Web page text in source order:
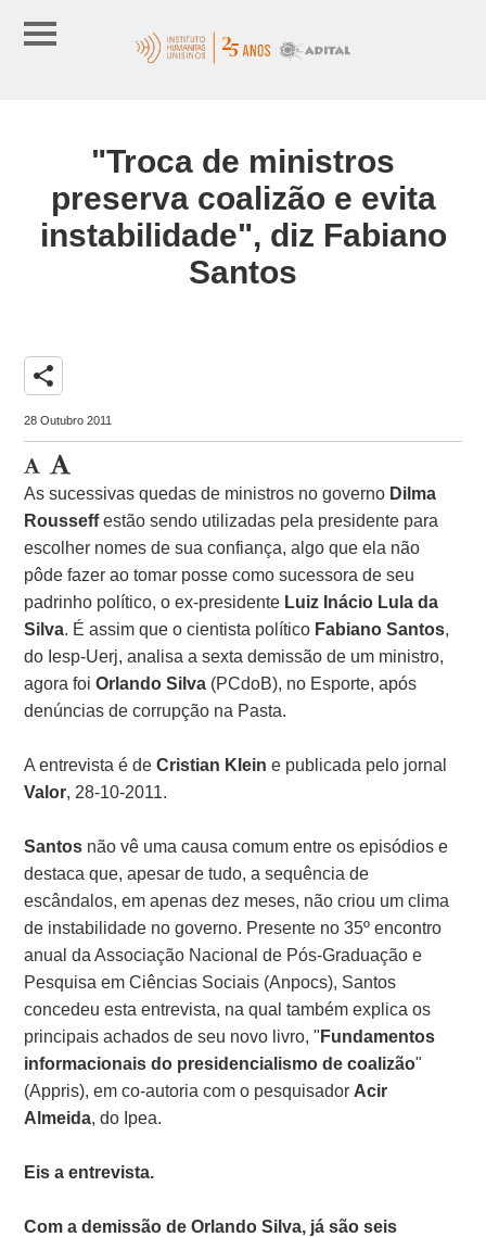
"Troca de ministros
preserva coalizão e evita
instabilidade", diz Fabiano
Santos
share
28 Outubro 2011
As sucessivas quedas de ministros no governo Dilma
Rousseffestão sendo utilizadas pela presidente para
escolher nomes de sua confiança, algo que ela não
pôde fazer ao tomar posse como sucessora de seu
padrinho político, o ex-presidente Luiz Inácio Lula da
Silva. É assim que o cientista político Fabiano Santos,
do Iesp-Uerj, analisa a sexta demissão de um ministro,
agora foiOrlando Silva (PCdoB), no Esporte, após
denúncias de corrupção na Pasta.
A entrevista é deCristian Klein e publicada pelo jornal
Valor, 28-10-2011.
Santos não vê uma causa comum entre os episódios e
destaca que, apesar de tudo, a sequência de
escândalos, em apenas dez meses, não criou um clima
de instabilidade no governo. Presente no 35º encontro
anual da Associação Nacional de Pós-Graduação e
Pesquisa em Ciências Sociais (Anpocs), Santos
concedeu esta entrevista, na qual também explica os
principais achados de seu novo livro, " Fundamentos
informacionais do presidencialismo de coalizão"
(Appris), em co-autoria com o pesquisador Acir
Almeida, do Ipea.
Eis a entrevista.
Com a demissão de Orlando Silva, já são seis